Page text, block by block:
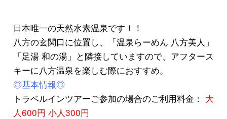
日本唯一の天然水素温泉です！！
八方の玄関口に位置し、「温泉らーめん 八方美人」
「足湯 和の湯」と隣接していますので、アフタース
キーに八方温泉を楽しむ際におすすめ。
◎基本情報◎
トラベルインツアーご参加の場合のご利用料金： 大
人600円 小人300円